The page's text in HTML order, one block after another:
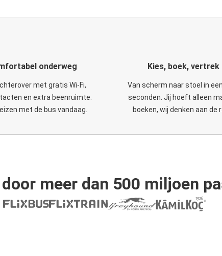
onderweg
met gratis Wi-Fi,
en extra beenruimte.
met de bus vandaag.
Kies, boek, vertrek
Van scherm naar stoel in
seconden. Jij hoeft alleen
boeken, wij denken aan de
meer dan 500 miljoen